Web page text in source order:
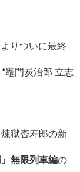
りついに最終
竈門炭治郎 立志
獄杏寿郎の新
無限列車編の